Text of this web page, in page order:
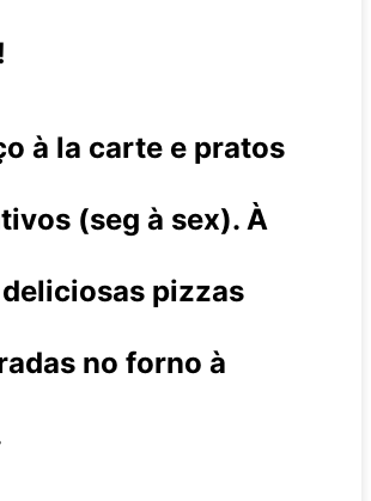
à la carte e pratos
(seg à sex). À
pizzas
no forno à